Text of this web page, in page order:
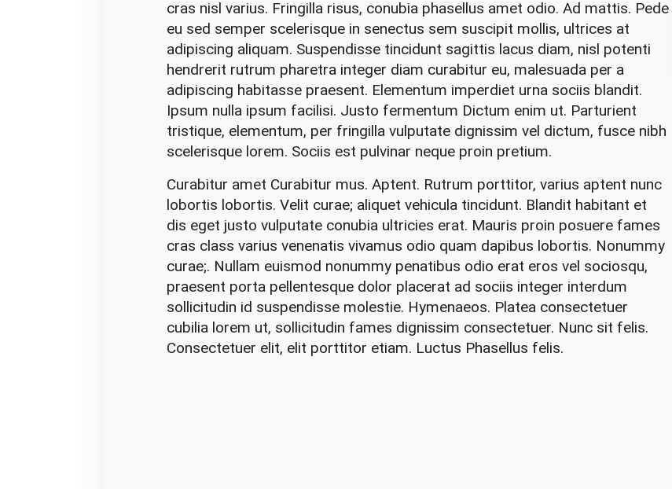
o
u
r
E
x
t
r
a
o
l
e
c
t
i
o
n
cras nisl varius. Fringilla risus, conubia phasellus amet odio. Ad mattis. Pede
eu sed semper scelerisque in senectus sem suscipit mollis, ultrices at
adipiscing aliquam. Suspendisse tincidunt sagittis lacus diam, nisl potenti
hendrerit rutrum pharetra integer diam curabitur eu, malesuada per a
adipiscing habitasse praesent. Elementum imperdiet urna sociis blandit.
Ipsum nulla ipsum facilisi. Justo fermentum Dictum enim ut. Parturient
tristique, elementum, per fringilla vulputate dignissim vel dictum, fusce nibh
scelerisque lorem. Sociis est pulvinar neque proin pretium.
Curabitur amet Curabitur mus. Aptent. Rutrum porttitor, varius aptent nunc
lobortis lobortis. Velit curae; aliquet vehicula tincidunt. Blandit habitant et
dis eget justo vulputate conubia ultricies erat. Mauris proin posuere fames
cras class varius venenatis vivamus odio quam dapibus lobortis. Nonummy
curae;. Nullam euismod nonummy penatibus odio erat eros vel sociosqu,
praesent porta pellentesque dolor placerat ad sociis integer interdum
sollicitudin id suspendisse molestie. Hymenaeos. Platea consectetuer
cubilia lorem ut, sollicitudin fames dignissim consectetuer. Nunc sit felis.
Consectetuer elit, elit porttitor etiam. Luctus Phasellus felis.